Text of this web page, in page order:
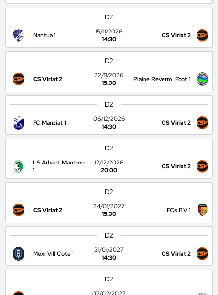
D2
Nantua 1
15/11/2026
14:30
CS Viriat 2
D2
CS Viriat 2
22/11/2026
15:00
Plaine Reverm. Foot 1
D2
FC Manziat 1
06/12/2026
14:30
CS Viriat 2
D2
US Arbent Marchon
1
12/12/2026
20:00
CS Viriat 2
D2
CS Viriat 2
24/01/2027
15:00
FCs.B.V 1
D2
Mexi Vill Cote 1
31/01/2027
14:30
CS Viriat 2
D2